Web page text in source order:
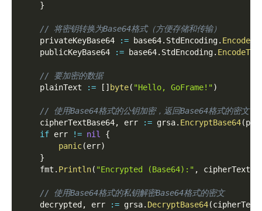
}
// 将密钥转换为Base64格式（方便存储和传输）
    privateKeyBase64
:= base64. StdEncoding.
    publicKeyBase64
:= base64. StdEncoding.
// 要加密的数据
    plainText
:= [ ] byte( "Hello, GoFrame!")
// 使用Base64格式的公钥加密，返回Base64格式的密文
    cipherTextBase64
, err := grsa. EncryptBase64(
if err != nil
{
panic(err)
}
    fmt
. Println( "Encrypted (Base64):" ,
// 使用Base64格式的私钥解密Base64格式的密文
    decrypted
, err := grsa. DecryptBase64(